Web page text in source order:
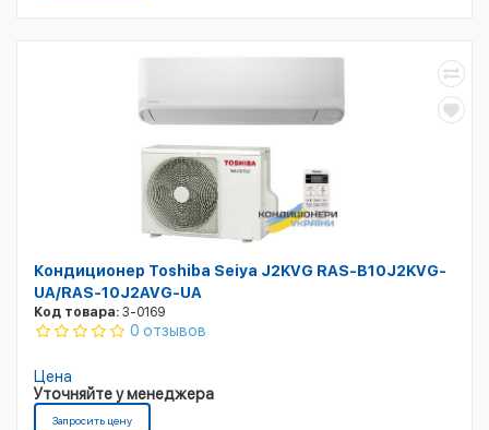
Кондиционер Toshiba Seiya J2KVG RAS-B10J2KVG-
UA/RAS-10J2AVG-UA
Код товара: 3-0169
0 отзывов
Цена
Уточняйте у менеджера
Запросить цену